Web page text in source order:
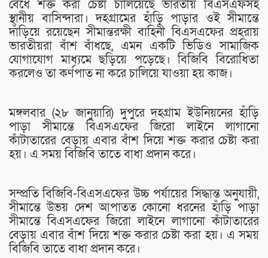
বেঁধে শক্ত করা চেষ্টা চালিয়েছে ভারতীয় বিএসএফসহ
স্থানীয় বাসিন্দারা। দহগ্রামের হাঁড়ি পাড়ার ওই সীমান্তে
দাঁড়িয়ে রয়েছেন সীমান্তরক্ষী বাহিনী বিএসএফের প্রহরায়
ভারতীয়রা বাঁশ বাঁধছে, এমন একটি ভিডিও সামাজিক
যোগাযোগ মাধ্যমে ছড়িয়ে পড়েছে। বিজিবি বিরোধিতা
করলেও তা কর্ণপাত না করে চালিয়ে যাওয়া হয় কাজ।
মঙ্গলবার (২৮ জানুয়ারি) দুপুরে দহগ্রাম ইউনিয়নের হাঁড়ি
পাড়া সীমান্তে বিএসএফের জিরো লাইনে লাগানো
কাঁটাতারের বেড়ায় এবার বাঁশ দিয়ে শক্ত করার চেষ্টা করা
হয়। এ সময় বিজিবি তাতে বাধা প্রদান করে।
সম্প্রতি বিজিবি-বিএসএফের উচ্চ পর্যায়ের সিদ্ধান্ত অনুযায়ী,
সীমান্তে উভয় দেশ আপাতত কোনো ধরনের হাঁড়ি পাড়া
সীমান্তে বিএসএফের জিরো লাইনে লাগানো কাঁটাতারের
বেড়ায় এবার বাঁশ দিয়ে শক্ত করার চেষ্টা করা হয়। এ সময়
বিজিবি তাতে বাধা প্রদান করে।